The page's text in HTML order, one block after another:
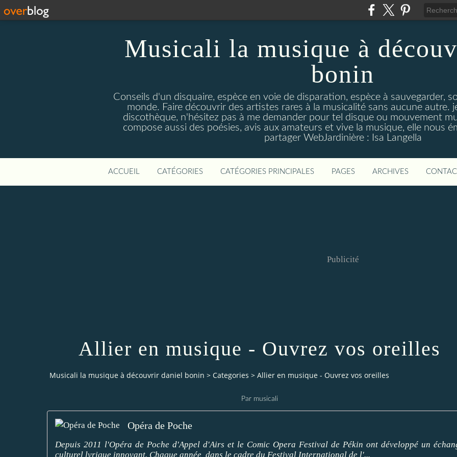
Musicali la musique à
bonin
Conseils d'un disquaire, espèce en voie de disparation, espèce à sauvegarder,
monde. Faire découvrir des artistes rares à la musicalité sans aucune autre.
discothèque, n'hésitez pas à me demander pour tel disque ou mouvement
compose aussi des poésies, avis aux amateurs et vive la musique, elle nous
partager WebJardinière : Isa Langella
ACCUEIL CATÉGORIES CATÉGORIES PRINCIPALES PAGES ARCHIVES
Publicité
Allier en musique - Ouvrez vos oreilles
Musicali la musique à découvrir daniel bonin > Categories > Allier en musique - Ouvrez vos oreilles
Par musicali
Opéra de Poche
Depuis 2011 l'Opéra de Poche d'Appel d'Airs et le Comic Opera Festival de Pékin ont développé un
culturel lyrique innovant. Chaque année, dans le cadre du Festival International de l'...